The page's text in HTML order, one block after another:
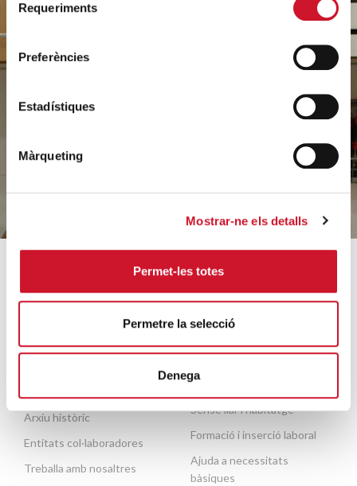
Requeriments
Preferències
Estadístiques
Màrqueting
Mostrar-ne els detalls
Permet-les totes
Permetre la selecció
Denega
Arxiu històric
Entitats col·laboradores
Treballa amb nosaltres
Coneix els nostres
projectes
Acollida i acompanyament
Famílies i infància
Sense llar i habitatge
Formació i inserció laboral
Ajuda a necessitats
bàsiques